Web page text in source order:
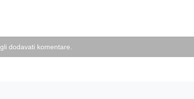
dodavati komentare.